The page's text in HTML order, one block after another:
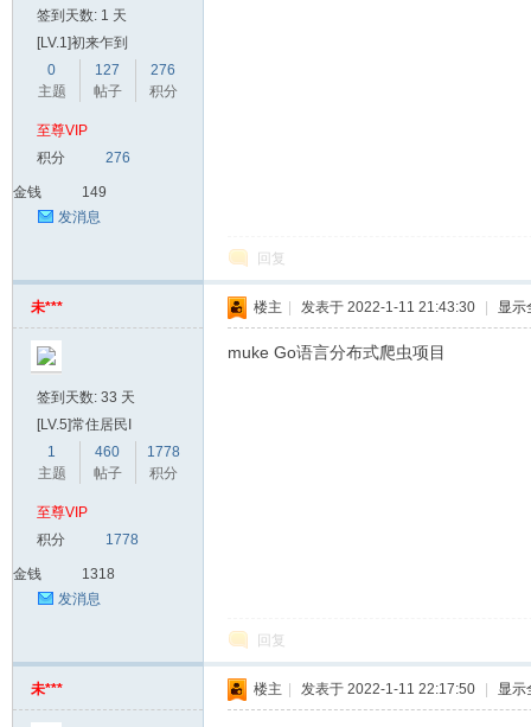
签到天数: 1 天
[LV.1]初来乍到
0
主题
127
帖子
276
积分
至尊VIP
积分
276
金钱
149
发消息
回复
未***
签到天数: 33 天
[LV.5]常住居民I
1
主题
460
帖子
1778
积分
至尊VIP
积分
1778
金钱
1318
发消息
楼主 发表于 2022-1-11 21:43:30 显示
muke Go语言分布式爬虫项目
回复
未*** 楼主 发表于 2022-1-11 22:17:50 显示